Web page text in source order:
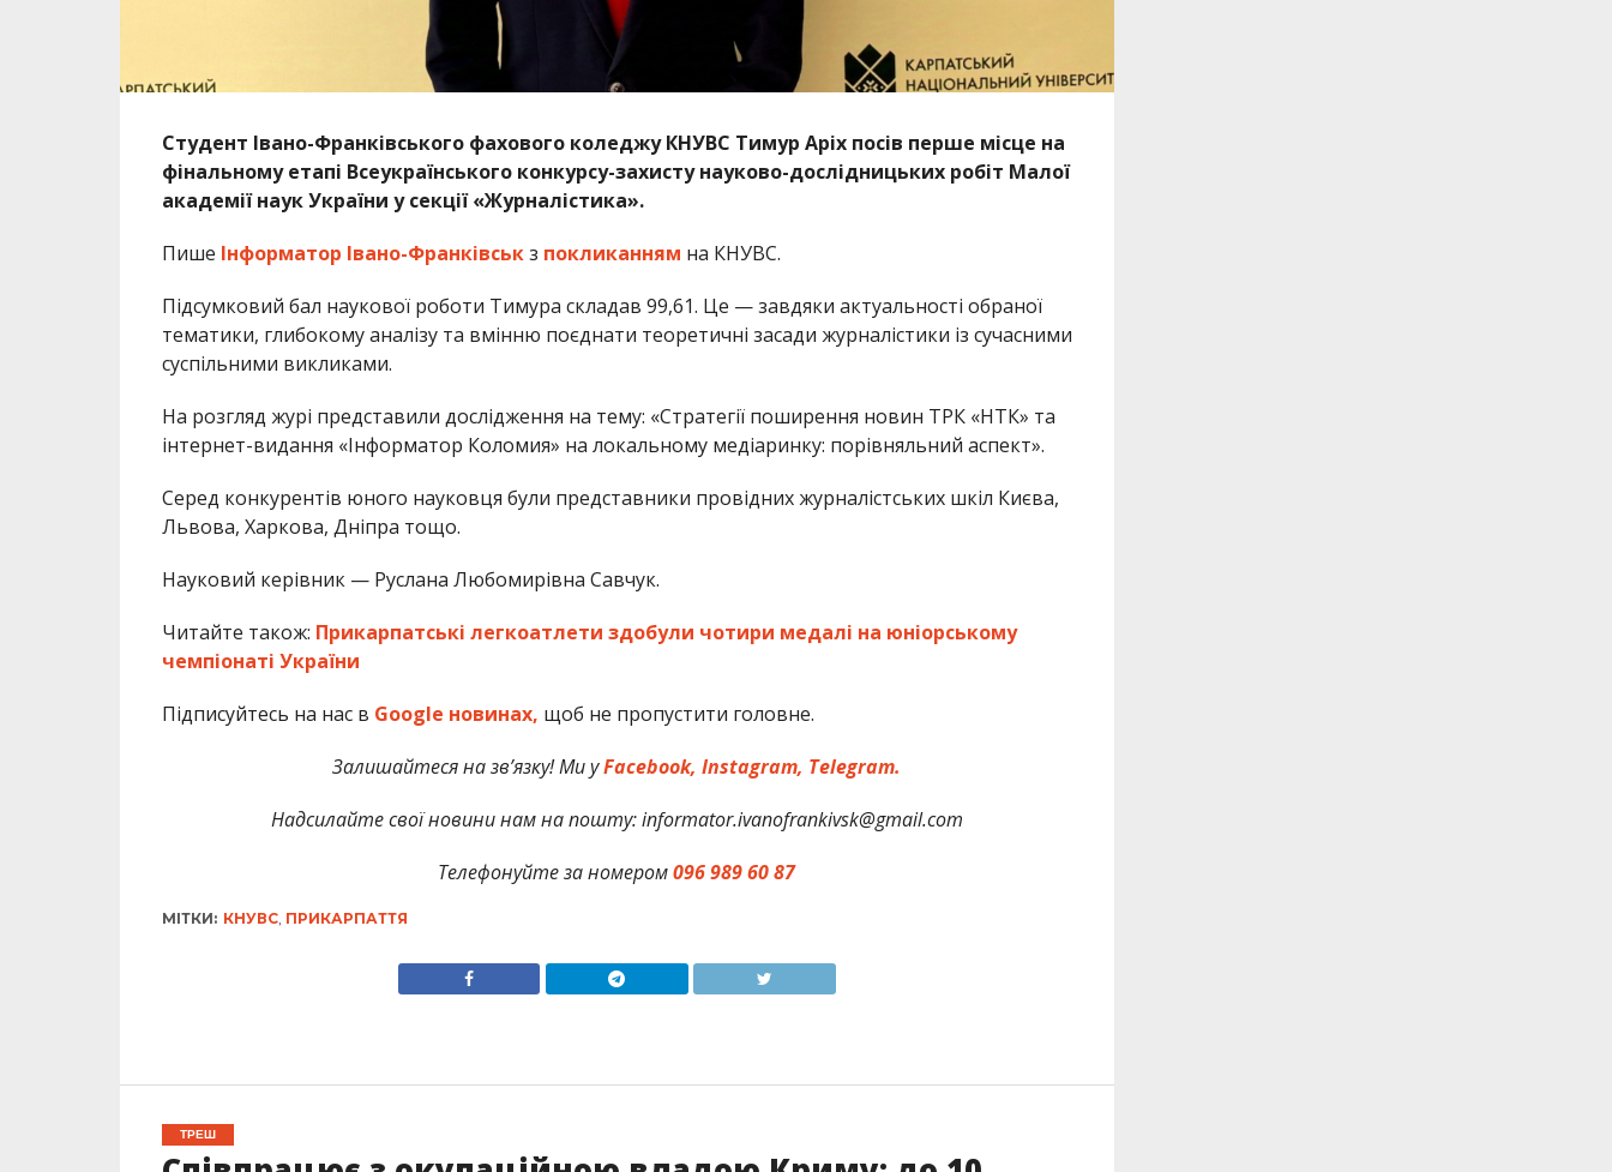
Студент Івано-Франківського фахового коледжу КНУВС Тимур Аріх посів перше місце на
фінальному етапі Всеукраїнського конкурсу-захисту науково-дослідницьких робіт Малої
академії наук України у секції «Журналістика».
Пише Інформатор Івано-Франківськз покликанням на КНУВС.
Підсумковий бал наукової роботи Тимура складав 99,61. Це — завдяки актуальності обраної
тематики, глибокому аналізу та вмінню поєднати теоретичні засади журналістики із сучасними
суспільними викликами.
На розгляд журі представили дослідження на тему: «Стратегії поширення новин ТРК «НТК» та
інтернет-видання «Інформатор Коломия» на локальному медіаринку: порівняльний аспект».
Серед конкурентів юного науковця були представники провідних журналістських шкіл Києва,
Львова, Харкова, Дніпра тощо.
Науковий керівник — Руслана Любомирівна Савчук.
Читайте також: Прикарпатські легкоатлети здобули чотири медалі на юніорському
чемпіонаті України
Підписуйтесь на нас в Google новинах, щоб не пропустити головне.
Залишайтеся на зв’язку! Ми уFacebook, Instagram, Telegram.
Надсилайте свої новини нам на пошту: informator.ivanofrankivsk@gmail.com
Телефонуйте за номером096 989 60 87
МІТКИ: КНУВС, ПРИКАРПАТТЯ
ТРЕШ